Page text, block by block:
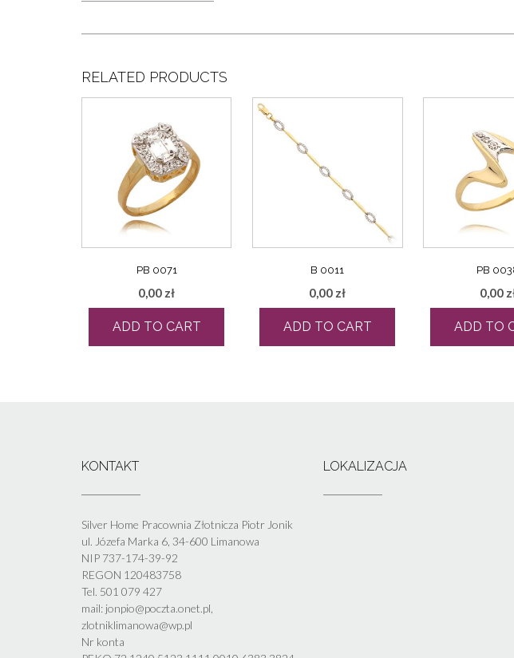
RELATED PRODUCTS
PB 0071
0,00 zł
ADD TO CART
B 0011
0,00 zł
ADD TO CART
PB
0,00
ADD TO
KONTAKT
Silver Home Pracownia Złotnicza Piotr Jonik
ul. Józefa Marka 6, 34-600 Limanowa
NIP 737-174-39-92
REGON 120483758
Tel. 501 079 427
mail: jonpio@poczta.onet.pl,
zlotniklimanowa@wp.pl
Nr konta
LOKALIZACJA